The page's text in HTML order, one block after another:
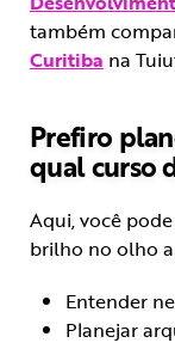
também
Curitiba na
Prefiro
qual curso
Aqui, você
brilho no olho
Entender
Planejar